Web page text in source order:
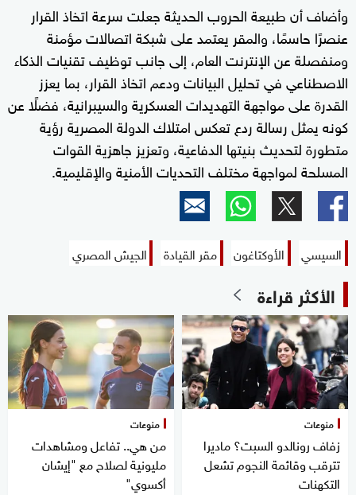
وأضاف أن طبيعة الحروب الحديثة جعلت سرعة اتخاذ القرار
عنصرًا حاسمًا، والمقر يعتمد على شبكة اتصالات مؤمنة
ومنفصلة عن الإنترنت العام، إلى جانب توظيف تقنيات الذكاء
الاصطناعي في تحليل البيانات ودعم اتخاذ القرار، بما يعزز
القدرة على مواجهة التهديدات العسكرية والسيبرانية، فضلًا عن
كونه يمثل رسالة ردع تعكس امتلاك الدولة المصرية رؤية
متطورة لتحديث بنيتها الدفاعية، وتعزيز جاهزية القوات
المسلحة لمواجهة مختلف التحديات الأمنية والإقليمية.
السيسي الأوكتاغون مقر القيادة الجيش المصري
الأكثر قراءة
منوعات
زفاف رونالدو السبت؟ ماديرا
تترقب وقائمة النجوم تشعل
التكهنات
منوعات
من هي.. تفاعل ومشاهدات
مليونية لصلاح مع "إيشان
أكسوي"